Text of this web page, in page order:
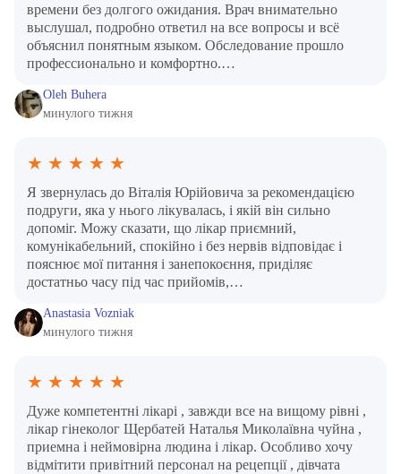
времени без долгого ожидания. Врач внимательно
выслушал, подробно ответил на все вопросы и всё
объяснил понятным языком. Обследование прошло
профессионально и комфортно.…
Oleh Buhera
минулого тижня
★ ★ ★ ★ ★
Я звернулась до Віталія Юрійовича за рекомендацією
подруги, яка у нього лікувалась, і якій він сильно
допоміг. Можу сказати, що лікар приємний,
комунікабельний, спокійно і без нервів відповідає і
пояснює мої питання і занепокоєння, приділяє
достатньо часу під час прийомів,…
Anastasia Vozniak
минулого тижня
★ ★ ★ ★ ★
Дуже компетентні лікарі , завжди все на вищому рівні ,
лікар гінеколог Щербатей Наталья Миколаївна чуйна ,
приемна і неймовірна людина і лікар. Особливо хочу
відмітити привітний персонал на рецепції , дівчата